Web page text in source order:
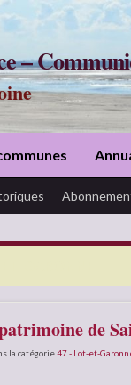
–
de
la catégorie47 - Lot-et-